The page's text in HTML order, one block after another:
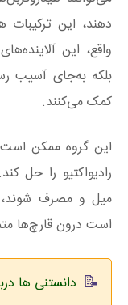
دهند، این
واقع، این
بلکه به‌جای آسیب
کمک می‌کنند.
این گروه ممکن
رادیواکتیو را حل
میل و مصرف شوند
است درونقارچ‌ها
دانستنی ها